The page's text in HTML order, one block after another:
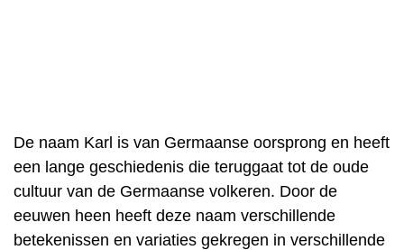
De naam Karl is van Germaanse oorsprong en heeft
een lange geschiedenis die teruggaat tot de oude
cultuur van de Germaanse volkeren. Door de
eeuwen heen heeft deze naam verschillende
betekenissen en variaties gekregen in verschillende